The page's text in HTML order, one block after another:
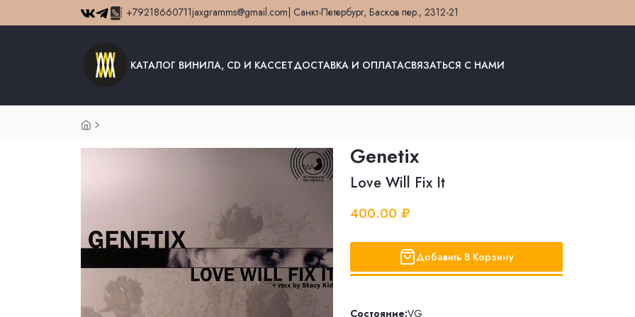
+79218660711jaxgramms@gmail.com | Санкт-Петербург, Басков пер., 2312-21
КАТАЛОГ ВИНИЛА, CD И КАССЕТДОСТАВКА И ОПЛАТАСВЯЗАТЬСЯ С НАМИ
Genetix
Love Will Fix It
400.00 ₽
Добавить В Корзину
Состояние:VG